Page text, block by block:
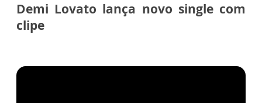
Demi Lovato lança novo single com
clipe